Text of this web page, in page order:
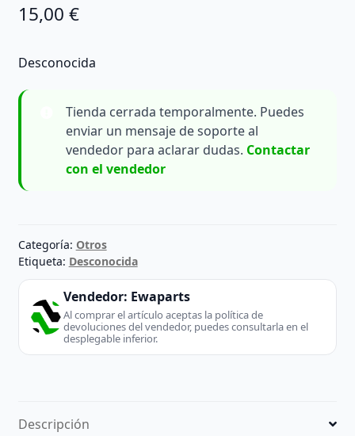
15,00 €
Desconocida
Tienda cerrada temporalmente. Puedes
enviar un mensaje de soporte al
vendedor para aclarar dudas. Contactar
con el vendedor
Categoría: Otros
Etiqueta: Desconocida
Vendedor: Ewaparts
Al comprar el artículo aceptas la política de
devoluciones del vendedor, puedes consultarla en el
desplegable inferior.
Descripción